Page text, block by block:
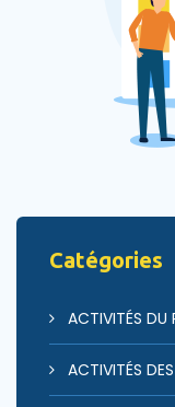
Catégories
ACTIVITÉS DU
ACTIVITÉS